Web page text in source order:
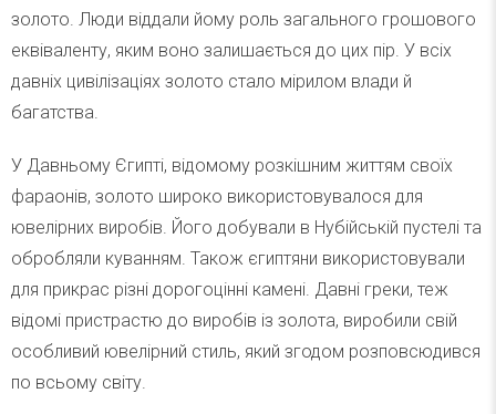
золото. Люди віддали йому роль загального грошового
еквіваленту, яким воно залишається до цих пір. У всіх
давніх цивілізаціях золото стало мірилом влади й
багатства.
У Давньому Єгипті, відомому розкішним життям своїх
фараонів, золото широко використовувалося для
ювелірних виробів. Його добували в Нубійській пустелі та
обробляли куванням. Також єгиптяни використовували
для прикрас різні дорогоцінні камені. Давні греки, теж
відомі пристрастю до виробів із золота, виробили свій
особливий ювелірний стиль, який згодом розповсюдився
по всьому світу.